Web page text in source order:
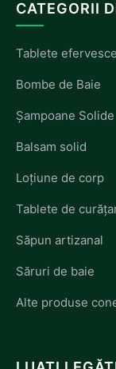
CATEGORII
Tablete
Bombe de Baie
Șampoane Solide
Balsam solid
Loțiune de corp
Tablete de
Săpun artizanal
Săruri de baie
Alte produse